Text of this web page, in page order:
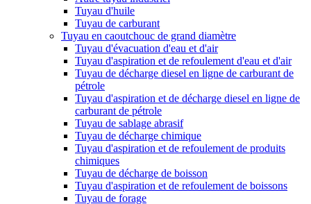
Tuyau d'huile
Tuyau de carburant
Tuyau en caoutchouc de grand diamètre
Tuyau d'évacuation d'eau et d'air
Tuyau d'aspiration et de refoulement d'eau et d'air
Tuyau de décharge diesel en ligne de carburant de
pétrole
Tuyau d'aspiration et de décharge diesel en ligne de
carburant de pétrole
Tuyau de sablage abrasif
Tuyau de décharge chimique
Tuyau d'aspiration et de refoulement de produits
chimiques
Tuyau de décharge de boisson
Tuyau d'aspiration et de refoulement de boissons
Tuyau de forage